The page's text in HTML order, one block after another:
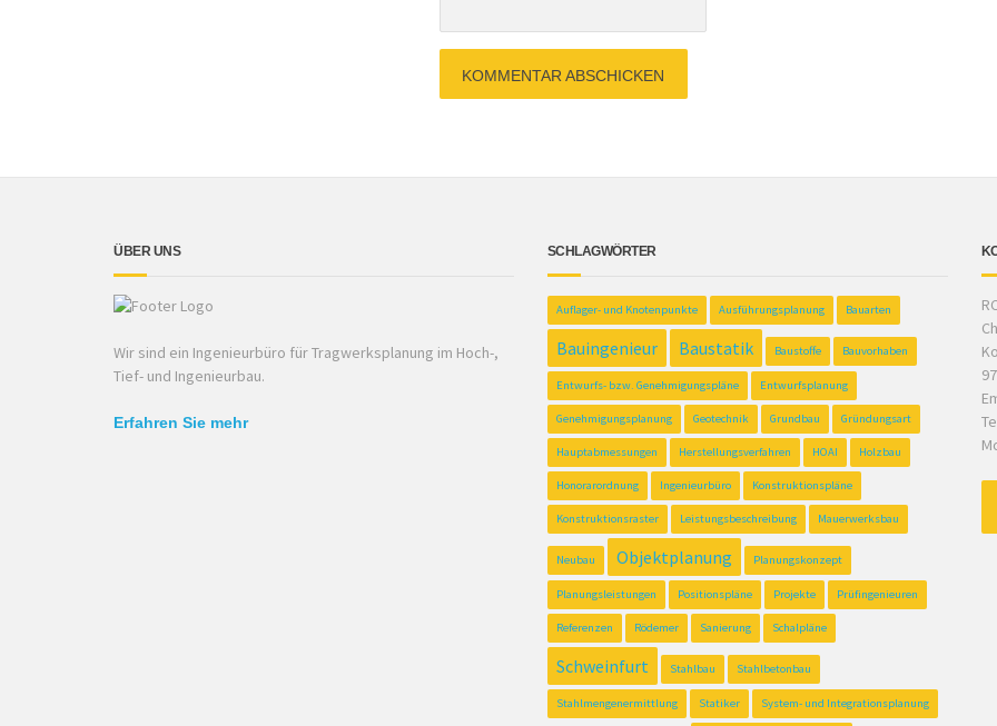
ÜBER UNS
Wir sind ein Ingenieurbüro für Tragwerksplanung im Hoch-,
Tief- und Ingenieurbau.
Erfahren Sie mehr
SCHLAGWÖRTER
Auflager- und Knotenpunkte Ausführungsplanung Bauarten
Bauingenieur Baustatik Baustoffe Bauvorhaben
Entwurfs- bzw. Genehmigungspläne Entwurfsplanung
Genehmigungsplanung Geotechnik Grundbau Gründungsart
Hauptabmessungen Herstellungsverfahren HOAI Holzbau
Honorarordnung Ingenieurbüro Konstruktionspläne
Konstruktionsraster Leistungsbeschreibung Mauerwerksbau
Neubau Objektplanung Planungskonzept
Planungsleistungen Positionspläne Projekte Prüfingenieuren
Referenzen Rödemer Sanierung Schalpläne
Schweinfurt Stahlbau Stahlbetonbau
Stahlmengenermittlung Statiker System- und Integrationsplanung